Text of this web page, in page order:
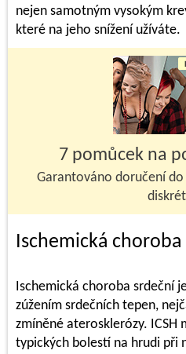
nejen samotným vysokým
které na jeho snížení užíváte.
7 pomůcek na
Garantováno doručení
Ischemická choroba
Ischemická choroba srdeční
zúžením srdečních tepen,
zmíněné aterosklerózy. ICSH
typických bolestí na hrudi při